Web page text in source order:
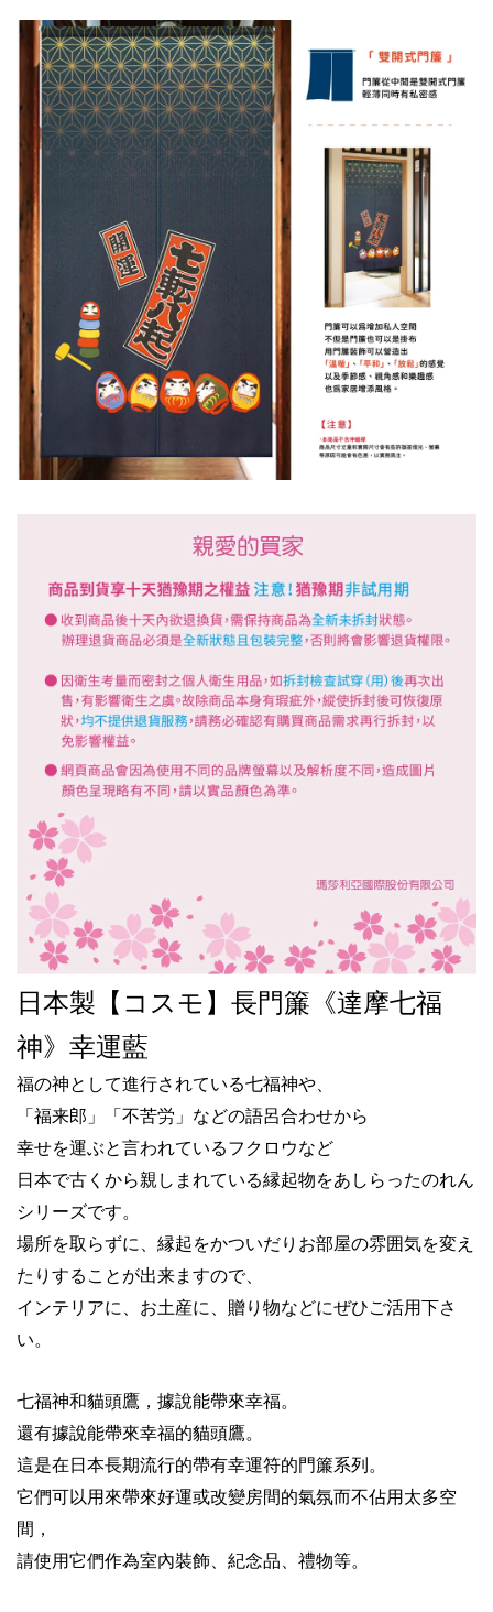
日本製【コスモ】長門簾《達摩七福
神》幸運藍
福の神として進行されている七福神や、
「福来郎」「不苦労」などの語呂合わせから
幸せを運ぶと言われているフクロウなど
日本で古くから親しまれている縁起物をあしらったのれん
シリーズです。
場所を取らずに、縁起をかついだりお部屋の雰囲気を変え
たりすることが出来ますので、
インテリアに、お土産に、贈り物などにぜひご活用下さ
い。
七福神和貓頭鷹，據說能帶來幸福。
還有據說能帶來幸福的貓頭鷹。
這是在日本長期流行的帶有幸運符的門簾系列。
它們可以用來帶來好運或改變房間的氣氛而不佔用太多空
間，
請使用它們作為室內裝飾、紀念品、禮物等。